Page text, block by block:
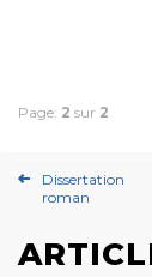
Page: 2 sur 2
Dissertation
roman